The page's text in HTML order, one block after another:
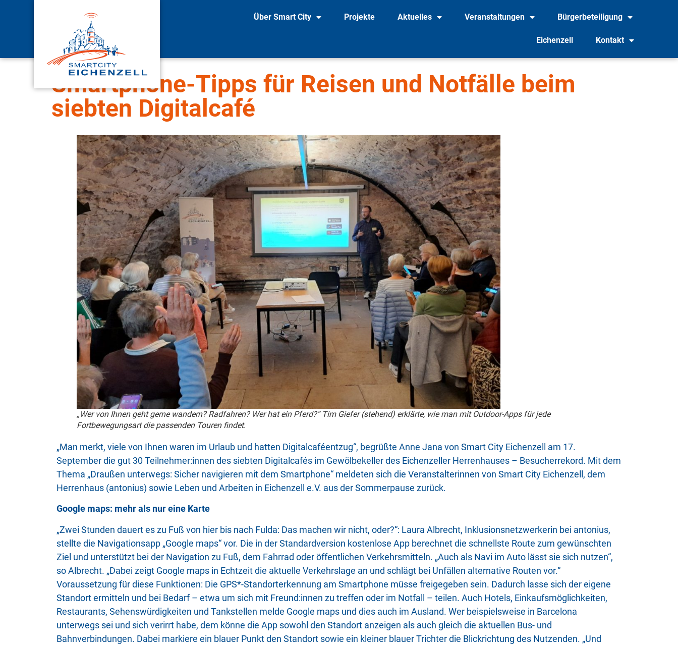
Über Smart City Projekte Aktuelles Veranstaltungen Bürgerbeteiligung
Eichenzell Kontakt
Smartphone-Tipps für Reisen und Notfälle beim
siebten Digitalcafé
„Wer von Ihnen geht gerne wandern? Radfahren? Wer hat ein Pferd?“ Tim Giefer (stehend) erklärte, wie man mit Outdoor-Apps für jede
Fortbewegungsart die passenden Touren findet.
„Man merkt, viele von Ihnen waren im Urlaub und hatten Digitalcaféentzug“, begrüßte Anne Jana von Smart City Eichenzell am 17.
September die gut 30 Teilnehmer:innen des siebten Digitalcafés im Gewölbekeller des Eichenzeller Herrenhauses – Besucherrekord. Mit dem
Thema „Draußen unterwegs: Sicher navigieren mit dem Smartphone“ meldeten sich die Veranstalterinnen von Smart City Eichenzell, dem
Herrenhaus (antonius) sowie Leben und Arbeiten in Eichenzell e.V. aus der Sommerpause zurück.
Google maps: mehr als nur eine Karte
„Zwei Stunden dauert es zu Fuß von hier bis nach Fulda: Das machen wir nicht, oder?“: Laura Albrecht, Inklusionsnetzwerkerin bei antonius,
stellte die Navigationsapp „Google maps“ vor. Die in der Standardversion kostenlose App berechnet die schnellste Route zum gewünschten
Ziel und unterstützt bei der Navigation zu Fuß, dem Fahrrad oder öffentlichen Verkehrsmitteln. „Auch als Navi im Auto lässt sie sich nutzen“,
so Albrecht. „Dabei zeigt Google maps in Echtzeit die aktuelle Verkehrslage an und schlägt bei Unfällen alternative Routen vor.“
Voraussetzung für diese Funktionen: Die GPS*-Standorterkennung am Smartphone müsse freigegeben sein. Dadurch lasse sich der eigene
Standort ermitteln und bei Bedarf – etwa um sich mit Freund:innen zu treffen oder im Notfall – teilen. Auch Hotels, Einkaufsmöglichkeiten,
Restaurants, Sehenswürdigkeiten und Tankstellen melde Google maps und dies auch im Ausland. Wer beispielsweise in Barcelona
unterwegs sei und sich verirrt habe, dem könne die App sowohl den Standort anzeigen als auch gleich die aktuellen Bus- und
Bahnverbindungen. Dabei markiere ein blauer Punkt den Standort sowie ein kleiner blauer Trichter die Blickrichtung des Nutzenden. „Und